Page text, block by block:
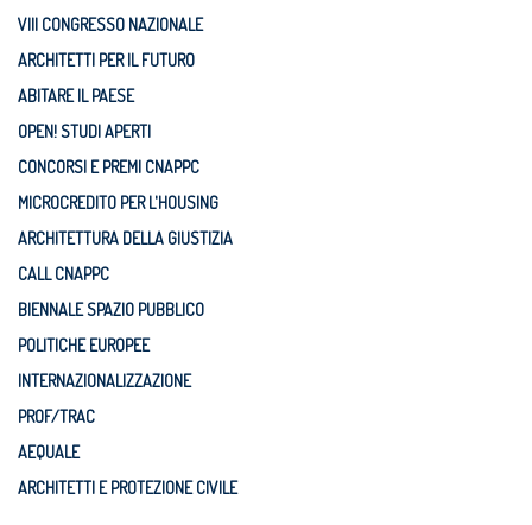
VIII CONGRESSO NAZIONALE
ARCHITETTI PER IL FUTURO
ABITARE IL PAESE
OPEN! STUDI APERTI
CONCORSI E PREMI CNAPPC
MICROCREDITO PER L'HOUSING
ARCHITETTURA DELLA GIUSTIZIA
CALL CNAPPC
BIENNALE SPAZIO PUBBLICO
POLITICHE EUROPEE
INTERNAZIONALIZZAZIONE
PROF/TRAC
AEQUALE
ARCHITETTI E PROTEZIONE CIVILE